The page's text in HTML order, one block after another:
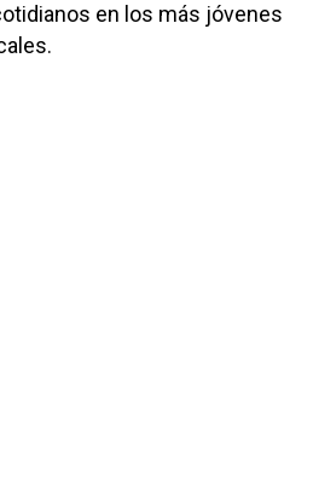
en los más jóvenes